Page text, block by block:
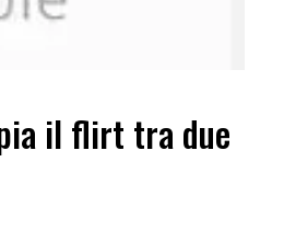
il flirt tra due